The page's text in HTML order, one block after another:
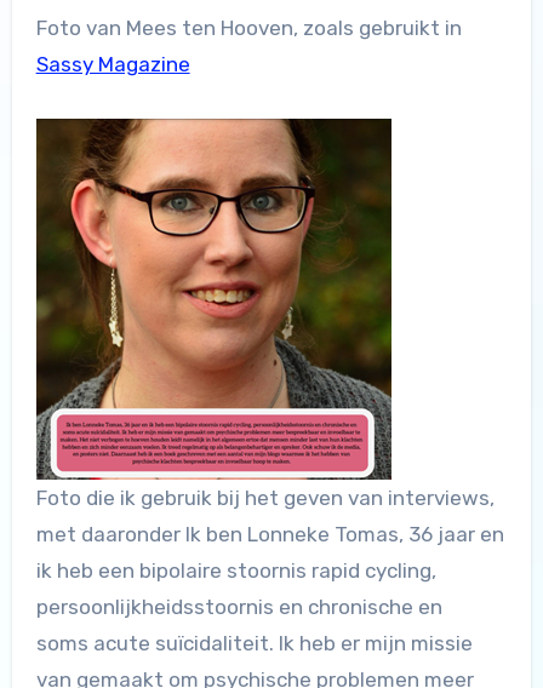
Foto van Mees ten Hooven, zoals gebruikt in
Sassy Magazine
Foto die ik gebruik bij het geven van interviews,
met daaronder Ik ben Lonneke Tomas, 36 jaar en
ik heb een bipolaire stoornis rapid cycling,
persoonlijkheidsstoornis en chronische en
soms acute suïcidaliteit. Ik heb er mijn missie
van gemaakt om psychische problemen meer